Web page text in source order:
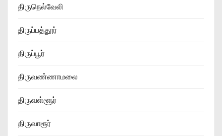
திருநெல்வேலி
திருப்பத்தூர்
திருப்பூர்
திருவண்ணாமலை
திருவள்ளூர்
திருவாரூர்